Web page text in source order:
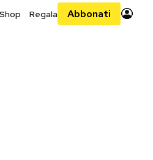
Shop Regala Abbonati